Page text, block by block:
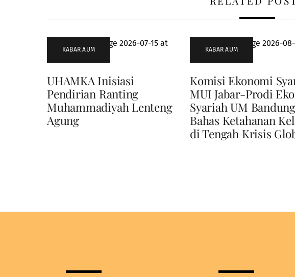
KABAR AUM
UHAMKA Inisiasi
Pendirian Ranting
Muhammadiyah Lenteng
Agung
KABAR AUM
Komisi Ekonomi
MUI Jabar-Prodi
Syariah UM Bandung
Bahas Ketahanan
di Tengah Krisis